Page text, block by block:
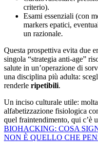
criterio).
Esami essenziali (con
markers epatici,
un razionale.
Questa prospettiva evita due
singola “strategia anti-age”
salute in un’operazione di
una disciplina più adulta:
renderle ripetibili.
Un inciso culturale utile:
alfabetizzazione fisiologica
quel fraintendimento, qui c’è
BIOHACKING: COSA
NON È QUELLO CHE